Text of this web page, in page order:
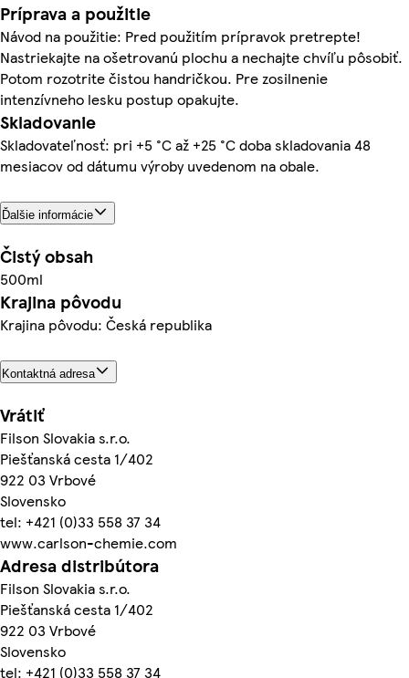
Príprava a použitie
Návod na použitie: Pred použitím prípravok pretrepte!
Nastriekajte na ošetrovanú plochu a nechajte chvíľu pôsobiť.
Potom rozotrite čistou handričkou. Pre zosilnenie
intenzívneho lesku postup opakujte.
Skladovanie
Skladovateľnosť: pri +5 °C až +25 °C doba skladovania 48
mesiacov od dátumu výroby uvedenom na obale.
Ďalšie informácie
Čistý obsah
500ml
Krajina pôvodu
Krajina pôvodu: Česká republika
Kontaktná adresa
Vrátiť
Filson Slovakia s.r.o.
Piešťanská cesta 1/402
922 03 Vrbové
Slovensko
tel: +421 (0)33 558 37 34
www.carlson-chemie.com
Adresa distribútora
Filson Slovakia s.r.o.
Piešťanská cesta 1/402
922 03 Vrbové
Slovensko
tel: +421 (0)33 558 37 34